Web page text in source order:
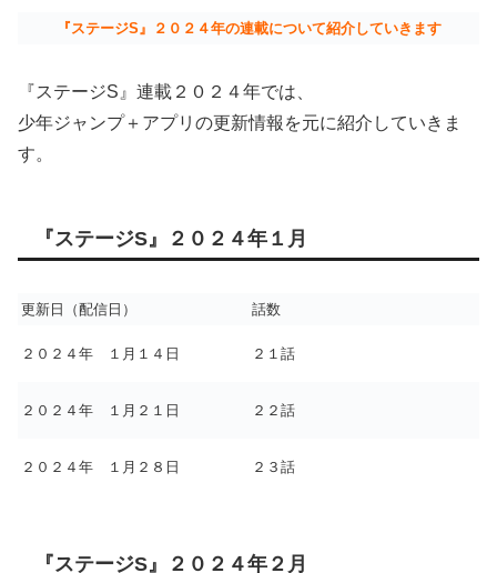
『ステージS』２０２４年の連載について紹介していきます
『ステージS』連載２０２４年では、
少年ジャンプ＋アプリの更新情報を元に紹介していきま
す。
『ステージS』２０２４年１月
更新日（配信日） 話数
２０２４年 １月１４日 ２１話
２０２４年 １月２１日 ２２話
２０２４年 １月２８日 ２３話
『ステージS』２０２４年２月